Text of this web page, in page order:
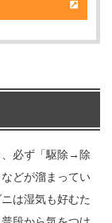
、必ず「駆除→除
どが溜まってい
は湿気も好むた